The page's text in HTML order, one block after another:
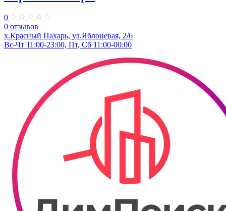
0
0 отзывов
х.Красный Пахарь, ул.Яблоневая, 2/6
Вс-Чт 11:00-23:00, Пт, Сб 11:00-00:00